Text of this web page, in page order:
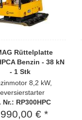
Rüttelplatte
Benzin - 38 kN
- 1 Stk
8,2 kW,
Nr.: RP300HPC
€ *